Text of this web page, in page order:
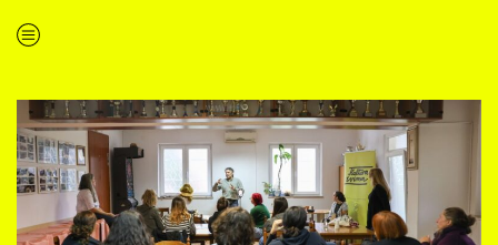
“Film svima i Kultura svima predstavljeni na Clubture Burzi ideja u Šibeniku”